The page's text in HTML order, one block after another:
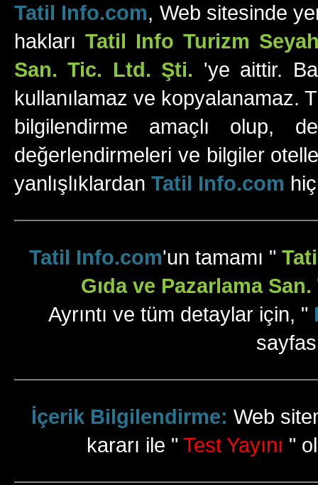
Tatil Info.com, Web sitesinde
hakları Tatil Info Turizm
San. Tic. Ltd. Şti. 'ye aittir.
kullanılamaz ve kopyalanamaz.
bilgilendirme amaçlı olup,
değerlendirmeleri ve bilgiler
yanlışlıklardan Tatil Info.com
Tatil Info.com'un tamamı "
Gıda ve Pazarlama
Ayrıntı ve tüm detaylar için, "
İçerik Bilgilendirme: Web
kararı ile " Test Yayını "